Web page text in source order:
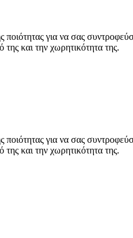
για να σας
και την χωρητικότητα της.
για να σας
και την χωρητικότητα της.